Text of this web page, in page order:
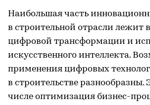
Наибольшая часть
в строительной отрасли лежит
цифровой трансформации и
искусственного интеллекта.
применения цифровых
в строительстве разнообразны.
числе оптимизация бизнес-